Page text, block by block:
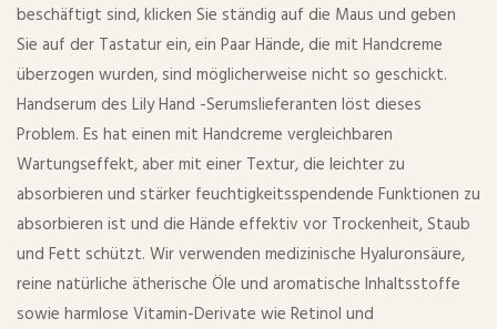
beschäftigt sind, klicken Sie ständig auf die Maus und geben
Sie auf der Tastatur ein, ein Paar Hände, die mit Handcreme
überzogen wurden, sind möglicherweise nicht so geschickt.
Handserum des Lily Hand -Serumslieferanten löst dieses
Problem. Es hat einen mit Handcreme vergleichbaren
Wartungseffekt, aber mit einer Textur, die leichter zu
absorbieren und stärker feuchtigkeitsspendende Funktionen zu
absorbieren ist und die Hände effektiv vor Trockenheit, Staub
und Fett schützt. Wir verwenden medizinische Hyaluronsäure,
reine natürliche ätherische Öle und aromatische Inhaltsstoffe
sowie harmlose Vitamin-Derivate wie Retinol und